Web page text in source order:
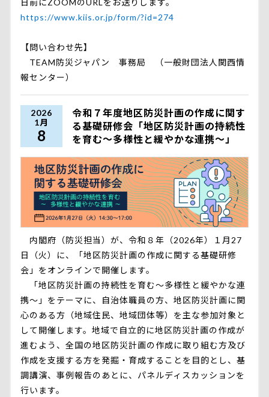
https://www.kiis.or.jp/form/?id=274
【問い合わせ先】
TEAM防災ジャパン 事務局 （一般財団法人関西情
報センター）
2026
1月
8
令和７年度地区防災計画の作成に関す
る基礎研修会「地区防災計画の持続性
を育む～多様性と緩やかな連携～」
内閣府（防災担当）が、令和８年（2026年）１月27
日（火）に、「地区防災計画の作成に関する基礎研修
会」をオンラインで開催します。
「地区防災計画の持続性を育む～多様性と緩やかな連
携～」をテーマに、自治体職員の方、地区防災計画に関
心のある方（地域住民、地域団体等）を主な参加対象と
して開催します。地域で自立的に地区防災計画の作成が
進むよう、全国の地区防災計画の作成に取り組む方及び
作成を支援する方を発掘・育成することを目的とし、基
調講演、事例報告のあとに、パネルディスカッションを
行います。